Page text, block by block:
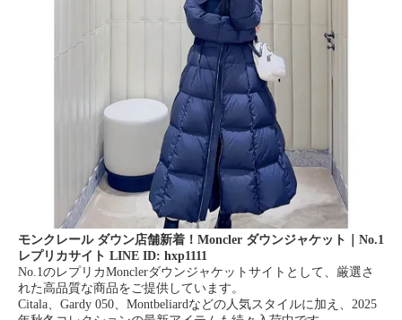
モンクレール ダウン店舗新着！Moncler ダウンジャケット｜No.1
レプリカサイト LINE ID: hxp1111
No.1のレプリカMonclerダウンジャケットサイトとして、厳選さ
れた高品質な商品をご提供しています。
Citala、Gardy 050、Montbeliardなどの人気スタイルに加え、2025